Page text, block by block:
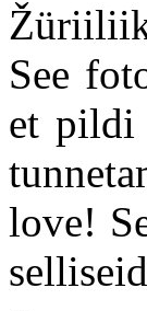
See
et pildi
love!